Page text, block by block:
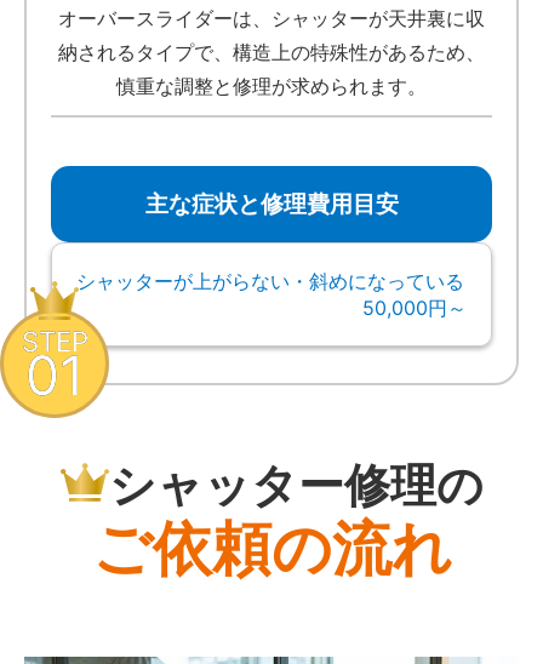
オーバースライダーは、シャッターが天井裏に収
納されるタイプで、構造上の特殊性があるため、
慎重な調整と修理が求められます。
主な症状と修理費用目安
シャッターが上がらない・斜めになっている
50,000円～
シャッター修理の
ご依頼の流れ
STEP
01